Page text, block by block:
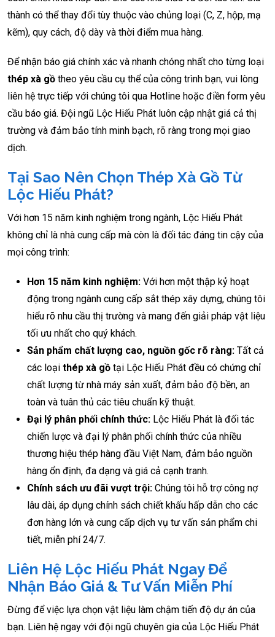
thành có thể thay đổi tùy thuộc vào chủng loại (C, Z, hộp, mạ
kẽm), quy cách, độ dày và thời điểm mua hàng.
Để nhận báo giá chính xác và nhanh chóng nhất cho từng loại
thép xà gồ theo yêu cầu cụ thể của công trình bạn, vui lòng
liên hệ trực tiếp với chúng tôi qua Hotline hoặc điền form yêu
cầu báo giá. Đội ngũ Lộc Hiếu Phát luôn cập nhật giá cả thị
trường và đảm bảo tính minh bạch, rõ ràng trong mọi giao
dịch.
Tại Sao Nên Chọn Thép Xà Gồ Từ
Lộc Hiếu Phát?
Với hơn 15 năm kinh nghiệm trong ngành, Lộc Hiếu Phát
không chỉ là nhà cung cấp mà còn là đối tác đáng tin cậy của
mọi công trình:
Hơn 15 năm kinh nghiệm: Với hơn một thập kỷ hoạt
động trong ngành cung cấp sắt thép xây dựng, chúng tôi
hiểu rõ nhu cầu thị trường và mang đến giải pháp vật liệu
tối ưu nhất cho quý khách.
Sản phẩm chất lượng cao, nguồn gốc rõ ràng: Tất cả
các loại thép xà gồ tại Lộc Hiếu Phát đều có chứng chỉ
chất lượng từ nhà máy sản xuất, đảm bảo độ bền, an
toàn và tuân thủ các tiêu chuẩn kỹ thuật.
Đại lý phân phối chính thức: Lộc Hiếu Phát là đối tác
chiến lược và đại lý phân phối chính thức của nhiều
thương hiệu thép hàng đầu Việt Nam, đảm bảo nguồn
hàng ổn định, đa dạng và giá cả cạnh tranh.
Chính sách ưu đãi vượt trội: Chúng tôi hỗ trợ công nợ
lâu dài, áp dụng chính sách chiết khấu hấp dẫn cho các
đơn hàng lớn và cung cấp dịch vụ tư vấn sản phẩm chi
tiết, miễn phí 24/7.
Liên Hệ Lộc Hiếu Phát Ngay Để
Nhận Báo Giá & Tư Vấn Miễn Phí
Đừng để việc lựa chọn vật liệu làm chậm tiến độ dự án của
bạn. Liên hệ ngay với đội ngũ chuyên gia của Lộc Hiếu Phát